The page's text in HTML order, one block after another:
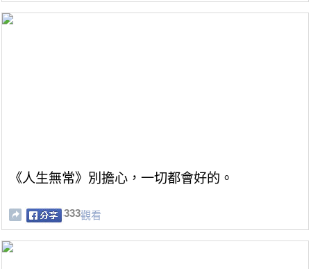
《人生無常》別擔心，一切都會好的。
333觀看